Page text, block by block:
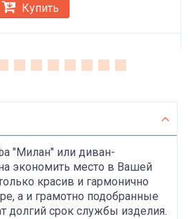
Купить
"Милан" или диван-
экономить место в Вашей
красив и гармонично
а и грамотно подобранные
долгий срок службы изделия.